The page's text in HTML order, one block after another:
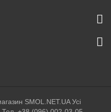
SMOL.NET.UA Усі